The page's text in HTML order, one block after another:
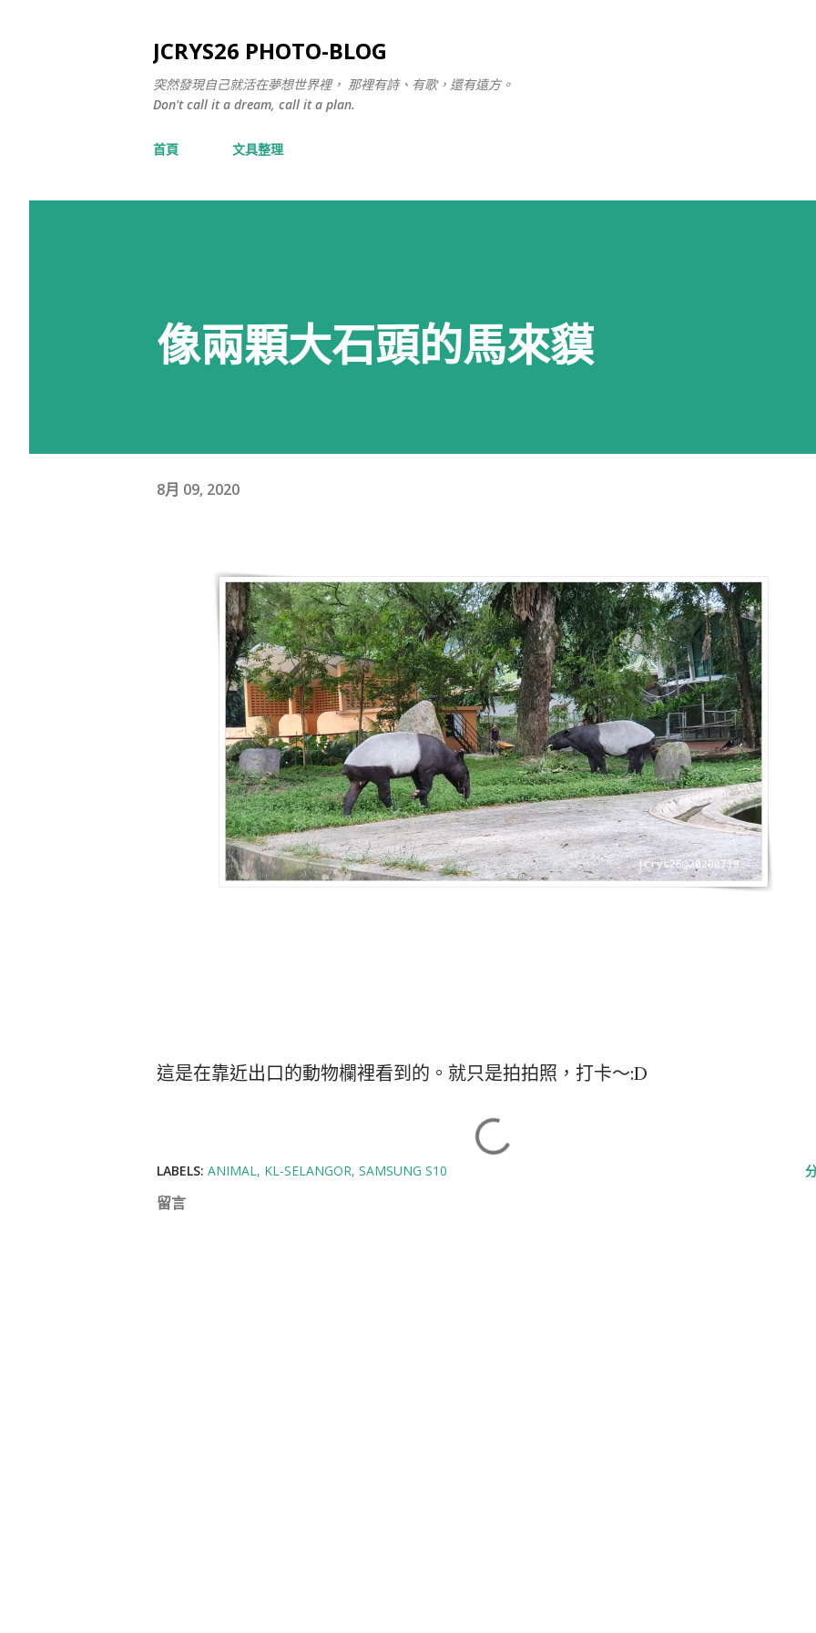
JCRYS26 PHOTO-BLOG
突然發現自己就活在夢想世界裡， 那裡有詩、有歌，還有遠方。
Don't call it a dream, call it a plan.
首頁 文具整理
像兩顆大石頭的馬來貘
8月 09, 2020
這是在靠近出口的動物欄裡看到的。就只是拍拍照，打卡～:D
LABELS: ANIMAL KL-SELANGOR SAMSUNG S10
留言